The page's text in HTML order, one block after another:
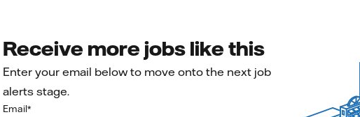
Receive more jobs like this
Enter your email below to move onto the next job
alerts stage.
Email*